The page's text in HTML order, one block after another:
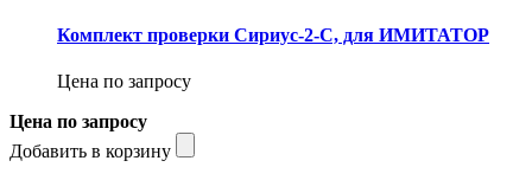
Комплект проверки Сириус-2-С, для ИМИТАТОР
Цена по запросу
Цена по запросу
Добавить в корзину